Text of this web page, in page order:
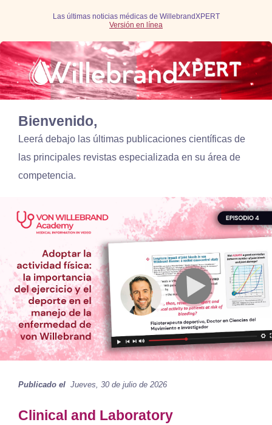
Las últimas noticias médicas de WillebrandXPERT
Versión en línea
Bienvenido,
Leerá debajo las últimas publicaciones científicas de
las principales revistas especializada en su área de
competencia.
Publicado el Jueves, 30 de julio de 2026
Clinical and Laboratory